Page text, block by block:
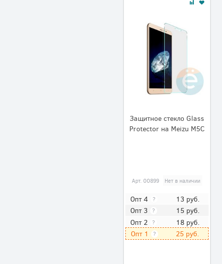
Защитное стекло Glass
Protector на Meizu M5C
Арт.00899 Нет в наличии
Опт 4 ? 13 руб.
Опт 3 ? 15 руб.
Опт 2 ? 18 руб.
Опт 1 ? 25 руб.